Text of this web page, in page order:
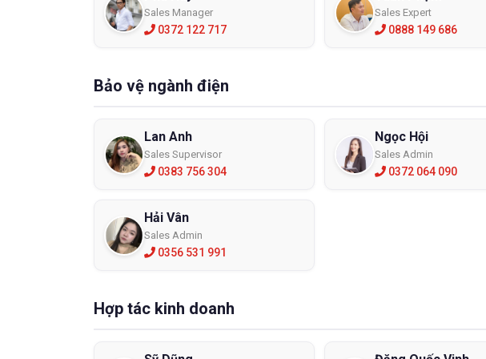
Hãy để Bảo Hộ ECO3D Hà
su hoặc nhựa tự nhiên,tổng
Sales Manager
0372 122 717
Sales Expert
0888 149 686
Bảo vệ ngành điện
Lan Anh
Sales Supervisor
0383 756 304
Ngọc Hội
Sales Admin
0372 064 090
Hải Vân
Sales Admin
0356 531 991
Hợp tác kinh doanh